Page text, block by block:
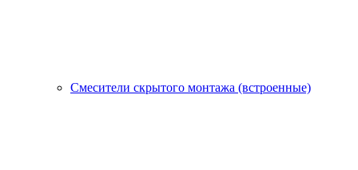
Смесители скрытого монтажа (встроенные)